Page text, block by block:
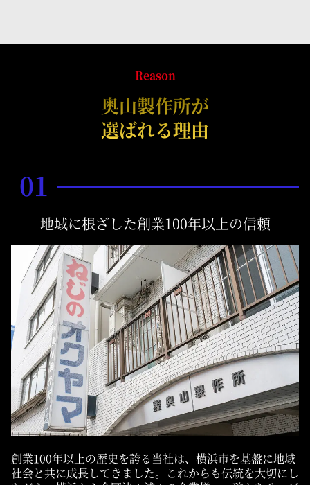
Reason
奥山製作所が
選ばれる理由
01
地域に根ざした創業100年以上の信頼
創業100年以上の歴史を誇る当社は、横浜市を基盤に地域
社会と共に成長してきました。これからも伝統を大切にし